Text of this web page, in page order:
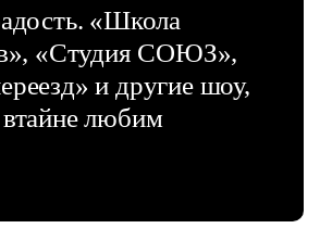
«Школа
«Студия СОЮЗ»,
и другие шоу,
любим